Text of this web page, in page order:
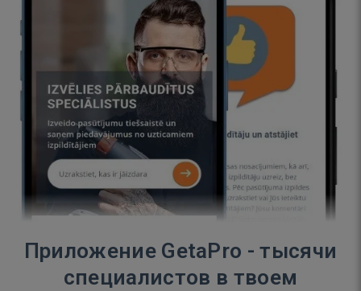
Приложение GetaPro - тысячи
специалистов в твоем